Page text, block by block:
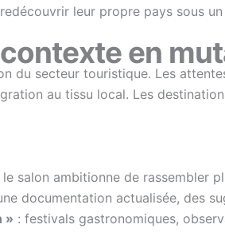
leur propre pays sous
en
du secteur touristique. Les
au tissu local. Les
salon ambitionne de rassembler
documentation actualisée, des
» : festivals gastronomiques,